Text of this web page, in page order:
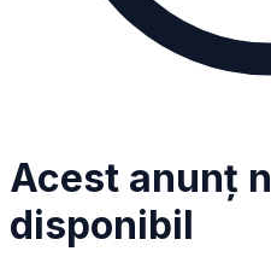
Acest anunț
disponibil